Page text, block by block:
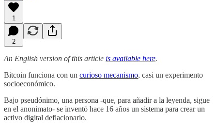
1
2
An English version of this article is available here.
Bitcoin funciona con un curioso mecanismo, casi un experimento
socioeconómico.
Bajo pseudónimo, una persona -que, para añadir a la leyenda, sigue
en el anonimato- se inventó hace 16 años un sistema para crear un
activo digital deflacionario.